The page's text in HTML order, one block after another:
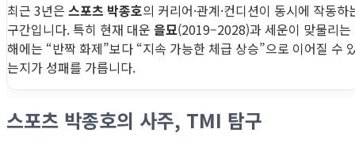
최근 3년은 스포츠 박종호의 커리어·관계·컨디션이 동시에 작동하
구간입니다. 특히 현재 대운 을묘(2019–2028)과 세운이 맞물리는
해에는 “반짝 화제”보다 “지속 가능한 체급 상승”으로 이어질 수
는지가 성패를 가릅니다.
스포츠 박종호의 사주, TMI 탐구